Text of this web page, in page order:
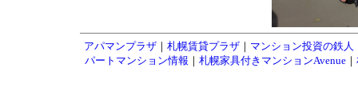
アパマンプラザ ｜ 札幌賃貸プラザ ｜ マンション投資の鉄人
パートマンション情報 ｜ 札幌家具付きマンションAvenue｜